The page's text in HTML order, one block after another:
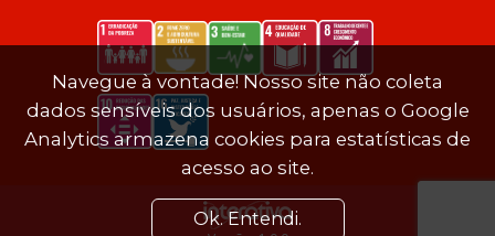
Navegue à vontade! Nosso site não coleta
dados sensíveis dos usuários, apenas o Google
Analytics armazena cookies para estatísticas de
acesso ao site.
Ok. Entendi.